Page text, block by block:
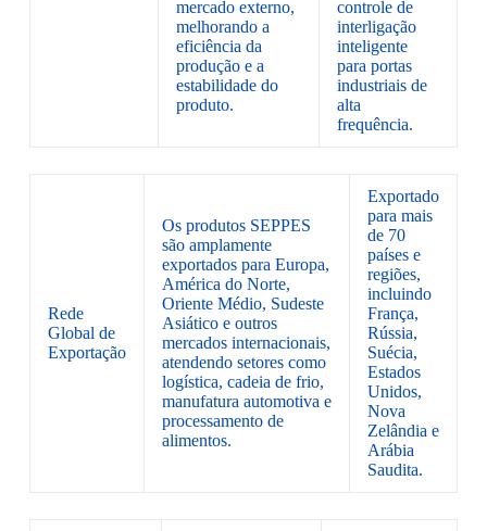
mercado externo,
melhorando a
eficiência da
produção e a
estabilidade do
produto.
controle de
interligação
inteligente
para portas
industriais de
alta
frequência.
Rede
Global de
Exportação
Os produtos SEPPES
são amplamente
exportados para Europa,
América do Norte,
Oriente Médio, Sudeste
Asiático e outros
mercados internacionais,
atendendo setores como
logística, cadeia de frio,
manufatura automotiva e
processamento de
alimentos.
Exportado
para mais
de 70
países e
regiões,
incluindo
França,
Rússia,
Suécia,
Estados
Unidos,
Nova
Zelândia e
Arábia
Saudita.